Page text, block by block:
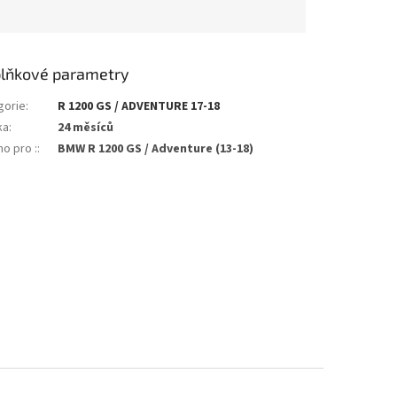
parametry
:
R 1200 GS / ADVENTURE 17-18
:
24 měsíců
pro :: BMW R 1200 GS / Adventure (13-18)